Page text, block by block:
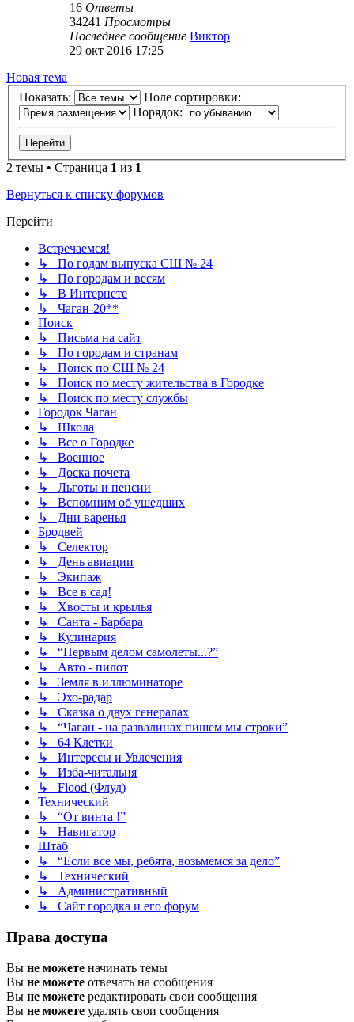
16 Ответы
34241 Просмотры
Последнее сообщение Виктор
29 окт 2016 17:25
Новая тема
Показать:
Поле сортировки:
Порядок:
2 темы • Страница 1 из 1
Вернуться к списку форумов
Перейти
Встречаемся!
↳ По годам выпуска СШ № 24
↳ По городам и весям
↳ В Интернете
↳ Чаган-20**
Поиск
↳ Письма на сайт
↳ По городам и странам
↳ Поиск по СШ № 24
↳ Поиск по месту жительства в Городке
↳ Поиск по месту службы
Городок Чаган
↳ Школа
↳ Все о Городке
↳ Военное
↳ Доска почета
↳ Льготы и пенсии
↳ Вспомним об ушедших
↳ Дни варенья
Бродвей
↳ Селектор
↳ День авиации
↳ Экипаж
↳ Все в сад!
↳ Хвосты и крылья
↳ Санта - Барбара
↳ Кулинария
↳ “Первым делом самолеты...?”
↳ Авто - пилот
↳ Земля в иллюминаторе
↳ Эхо-радар
↳ Сказка о двух генералах
↳ “Чаган - на развалинах пишем мы строки”
↳ 64 Клетки
↳ Интересы и Увлечения
↳ Изба-читальня
↳ Flood (Флуд)
Технический
↳ “От винта !”
↳ Навигатор
Штаб
↳ “Если все мы, ребята, возьмемся за дело”
↳ Технический
↳ Административный
↳ Сайт городка и его форум
Права доступа
Вы не можете начинать темы
Вы не можете отвечать на сообщения
Вы не можете редактировать свои сообщения
Вы не можете удалять свои сообщения